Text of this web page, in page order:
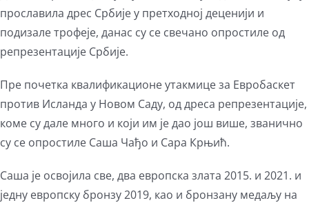
прославила дрес Србије у претходној деценији и
подизале трофеје, данас су се свечано опростиле од
репрезентације Србије.
Пре почетка квалификационе утакмице за Евробаскет
против Исланда у Новом Саду, од дреса репрезентације,
коме су дале много и који им је дао још више, званично
су се опростиле Саша Чађо и Сара Крњић.
Саша је освојила све, два европска злата 2015. и 2021. и
једну европску бронзу 2019, као и бронзану медаљу на